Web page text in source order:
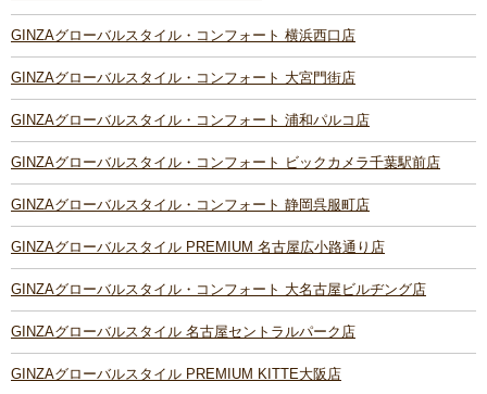
GINZAグローバルスタイル・コンフォート 横浜西口店
GINZAグローバルスタイル・コンフォート 大宮門街店
GINZAグローバルスタイル・コンフォート 浦和パルコ店
GINZAグローバルスタイル・コンフォート ビックカメラ千葉駅前店
GINZAグローバルスタイル・コンフォート 静岡呉服町店
GINZAグローバルスタイル PREMIUM 名古屋広小路通り店
GINZAグローバルスタイル・コンフォート 大名古屋ビルヂング店
GINZAグローバルスタイル 名古屋セントラルパーク店
GINZAグローバルスタイル PREMIUM KITTE大阪店